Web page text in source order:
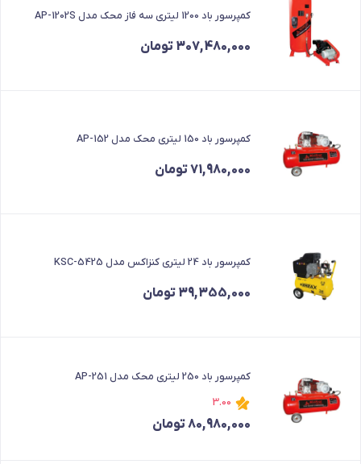
کمپرسور باد 1200 لیتری سه فاز محک مدل AP-1202S
307,480,000 تومان
کمپرسور باد 150 لیتری محک مدل AP-152
71,980,000تومان
کمپرسور باد 24 لیتری کنزاکس مدل KSC-5425
39,355,000 تومان
کمپرسور باد 250 لیتری محک مدل AP-251
3.00
80,980,000تومان